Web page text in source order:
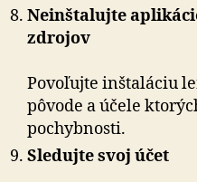
Neinštalujte
zdrojov
Povoľujte inštaláciu
pôvode a účele
pochybnosti.
Sledujte svoj účet